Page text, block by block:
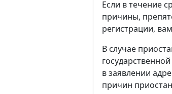
Если в течение
причины,
регистрации,
В случае
в заявлении
причин